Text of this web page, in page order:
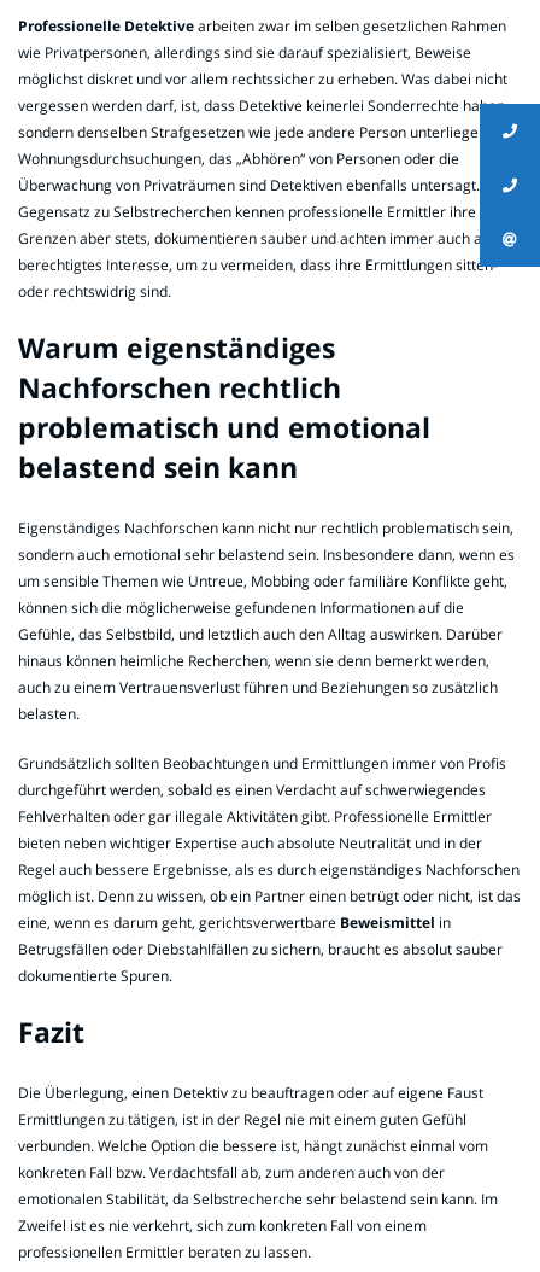
Professionelle Detektivearbeiten zwar im selben gesetzlichen Rahmen
wie Privatpersonen, allerdings sind sie darauf spezialisiert, Beweise
möglichst diskret und vor allem rechtssicher zu erheben. Was dabei nicht
vergessen werden darf, ist, dass Detektive keinerlei Sonderrechte haben,
sondern denselben Strafgesetzen wie jede andere Person unterliegen.
Wohnungsdurchsuchungen, das „Abhören“ von Personen oder die
Überwachung von Privaträumen sind Detektiven ebenfalls untersagt. Im
Gegensatz zu Selbstrecherchen kennen professionelle Ermittler ihre
Grenzen aber stets, dokumentieren sauber und achten immer auch auf ein
berechtigtes Interesse, um zu vermeiden, dass ihre Ermittlungen sitten-
oder rechtswidrig sind.
Warum eigenständiges
Nachforschen rechtlich
problematisch und emotional
belastend sein kann
Eigenständiges Nachforschen kann nicht nur rechtlich problematisch sein,
sondern auch emotional sehr belastend sein. Insbesondere dann, wenn es
um sensible Themen wie Untreue, Mobbing oder familiäre Konflikte geht,
können sich die möglicherweise gefundenen Informationen auf die
Gefühle, das Selbstbild, und letztlich auch den Alltag auswirken. Darüber
hinaus können heimliche Recherchen, wenn sie denn bemerkt werden,
auch zu einem Vertrauensverlust führen und Beziehungen so zusätzlich
belasten.
Grundsätzlich sollten Beobachtungen und Ermittlungen immer von Profis
durchgeführt werden, sobald es einen Verdacht auf schwerwiegendes
Fehlverhalten oder gar illegale Aktivitäten gibt. Professionelle Ermittler
bieten neben wichtiger Expertise auch absolute Neutralität und in der
Regel auch bessere Ergebnisse, als es durch eigenständiges Nachforschen
möglich ist. Denn zu wissen, ob ein Partner einen betrügt oder nicht, ist das
eine, wenn es darum geht, gerichtsverwertbare Beweismittel in
Betrugsfällen oder Diebstahlfällen zu sichern, braucht es absolut sauber
dokumentierte Spuren.
Fazit
Die Überlegung, einen Detektiv zu beauftragen oder auf eigene Faust
Ermittlungen zu tätigen, ist in der Regel nie mit einem guten Gefühl
verbunden. Welche Option die bessere ist, hängt zunächst einmal vom
konkreten Fall bzw. Verdachtsfall ab, zum anderen auch von der
emotionalen Stabilität, da Selbstrecherche sehr belastend sein kann. Im
Zweifel ist es nie verkehrt, sich zum konkreten Fall von einem
professionellen Ermittler beraten zu lassen.